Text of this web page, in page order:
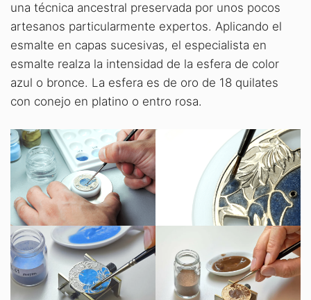
una técnica ancestral preservada por unos pocos
artesanos particularmente expertos. Aplicando el
esmalte en capas sucesivas, el especialista en
esmalte realza la intensidad de la esfera de color
azul o bronce. La esfera es de oro de 18 quilates
con conejo en platino o entro rosa.